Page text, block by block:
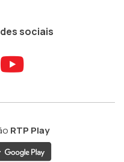
sociais
ao ao
Aceder
RTP Play